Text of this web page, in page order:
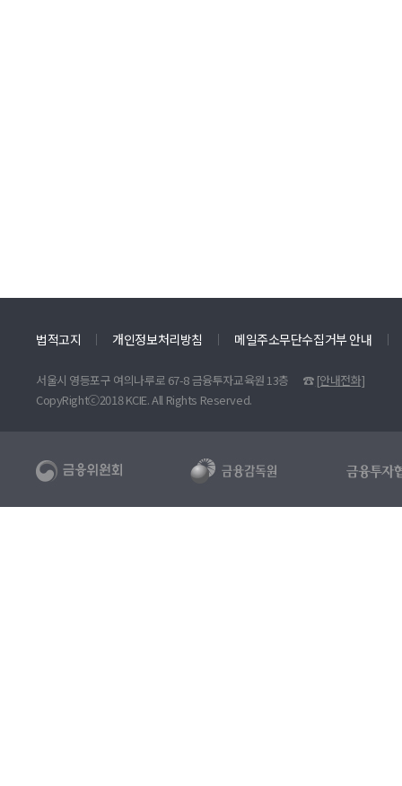
법적고지 개인정보처리방침 메일주소무단수집거부 안내
서울시 영등포구 여의나루로 67-8 금융투자교육원 13층 ☎ [안내전화]
CopyRightⓒ2018 KCIE. All Rights Reserved.